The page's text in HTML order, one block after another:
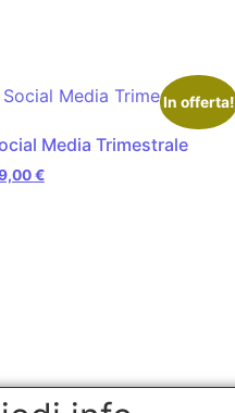
In offerta!
Media Trimestrale
€